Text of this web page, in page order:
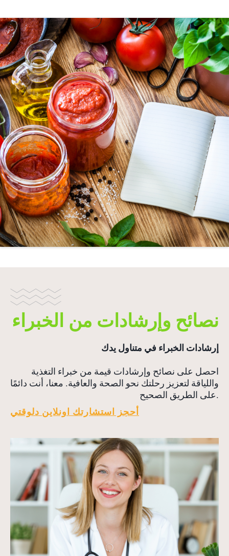
نصائح وإرشادات من الخبراء
إرشادات الخبراء في متناول يدك
احصل على نصائح وإرشادات قيمة من خبراء التغذية
واللياقة لتعزيز رحلتك نحو الصحة والعافية. معنا، أنت دائمًا
على الطريق الصحيح.
أحجز استشارتك اونلاين دلوقتي